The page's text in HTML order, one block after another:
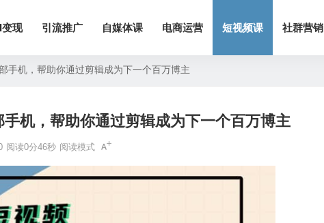
现 引流推广 自媒体课 电商运营 短视频课 社群营销
手机，帮助你通过剪辑成为下一个百万博主
机，帮助你通过剪辑成为下一个百万博主
阅读0分46秒 阅读模式